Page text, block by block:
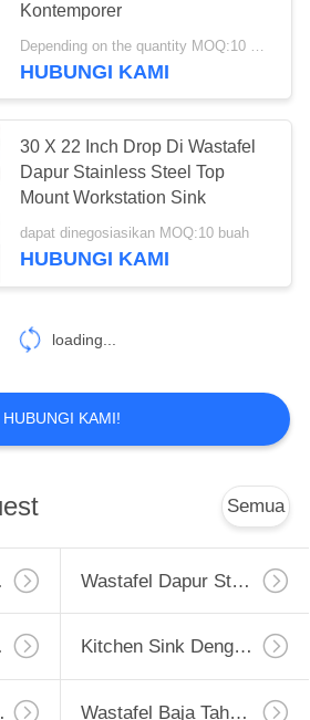
Kontemporer
HUBUNGI KAMI
30 X 22 Inch Drop Di Wastafel
Dapur Stainless Steel Top
Mount Workstation Sink
dapat dinegosiasikan MOQ:10 buah
HUBUNGI KAMI
loading...
HUBUNGI KAMI!
Semua
Wastafel Dapur Stainless Steel Tingkat Atas
Kitchen Sink Dengan Drainboard
Wastafel Baja Tahan Karat PVD